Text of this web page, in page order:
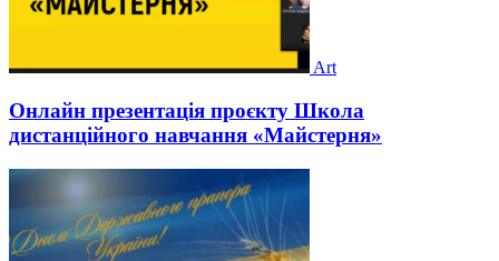
Art
Онлайн презентація проєкту Школа
дистанційного навчання «Майстерня»